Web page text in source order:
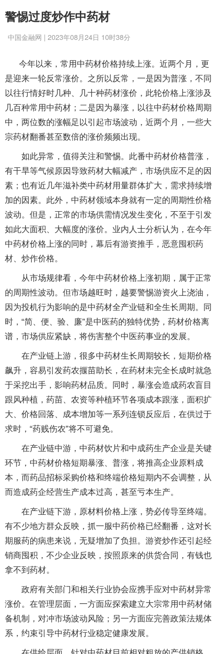
警惕过度炒作中药材
中国金融网 | 2023年08月24日 10时38分
今年以来，常用中药材价格持续上涨。近两个月，更
是迎来一轮反常涨价。之所以反常，一是因为普涨，不同
以往行情好时几种、几十种药材涨价，此轮价格上涨涉及
几百种常用中药材；二是因为暴涨，以往中药材价格周期
中，两位数的涨幅足以引起市场波动，近两个月，一些大
宗药材翻番甚至数倍的涨价频频出现。
如此异常，值得关注和警惕。此番中药材价格普涨，
有干旱等气候原因导致药材大幅减产，市场供应不足的因
素；也有近几年滋补类中药材用量群体扩大，需求持续增
加的因素。此外，中药材领域本身就有一定的周期性价格
波动。但是，正常的市场供需情况发生变化，不至于引发
如此大面积、大幅度的涨价。业内人士分析认为，在今年
中药材价格上涨的同时，幕后有游资推手，恶意囤积药
材、炒作价格。
从市场规律看，今年中药材价格上涨初期，属于正常
的周期性波动。但市场越旺时，越要警惕游资火上浇油，
因为投机行为影响的是中药材全产业链和全生长周期。同
时，“简、便、验、廉”是中医药的独特优势，药材价格离
谱，市场供应紧缺，将伤害整个中医药事业的发展。
在产业链上游，很多中药材生长周期较长，短期价格
飙升，容易引发药农揠苗助长，在药材未完全长成时就急
于采挖出手，影响药材品质。同时，暴涨会造成药农盲目
跟风种植，药苗、农资等种植环节各项成本跟涨，面积扩
大、价格回落、成本增加等一系列连锁反应后，在供过于
求时，“药贱伤农”将不可避免。
在产业链中游，中药材饮片和中成药生产企业是关键
环节，中药材价格短期暴涨、普涨，将推高企业原料成
本，而药品招标采购价格和终端价格短期内不会调整，从
而造成药企经营生产成本过高，甚至亏本生产。
在产业链下游，原材料价格上涨，势必传导至终端。
有不少地方群众反映，抓一服中药价格已经翻番，这对长
期服药的病患来说，无疑增加了负担。游资炒作还引起经
销商囤积，不少企业反映，按照原来的供货合同，有钱也
拿不到药材。
政府有关部门和相关行业协会应携手应对中药材异常
涨价。在管理层面，一方面应探索建立大宗常用中药材储
备机制，对冲市场波动风险；另一方面应完善政策法规体
系，约束引导中药材行业稳定健康发展。